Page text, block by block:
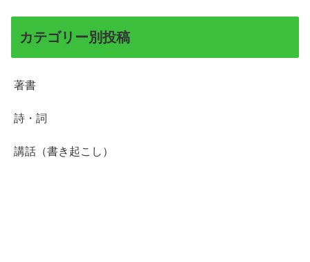
カテゴリー別投稿
著書
詩・詞
講話（書き起こし）